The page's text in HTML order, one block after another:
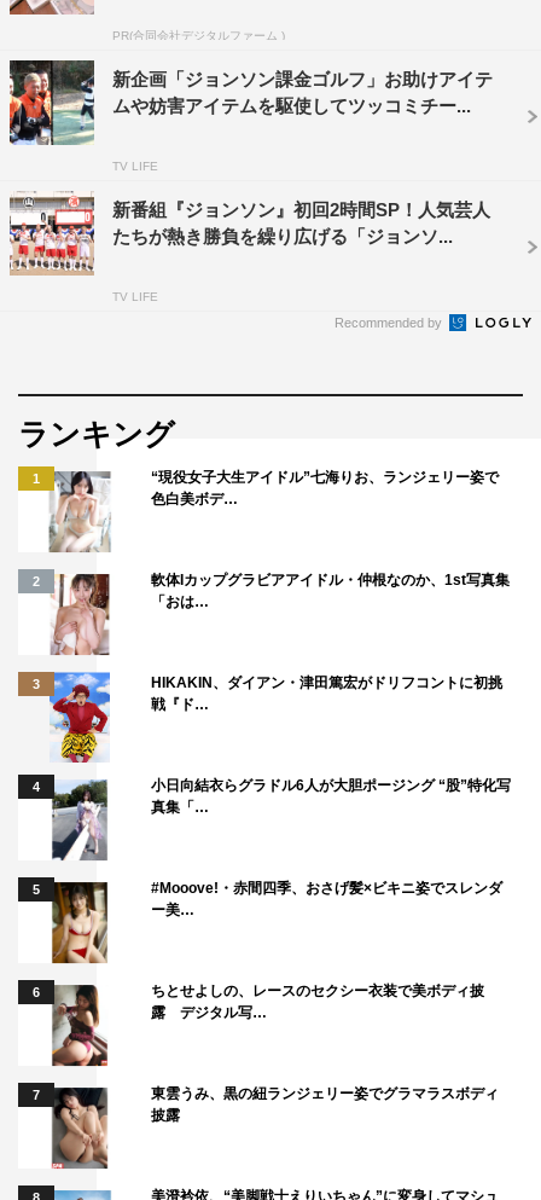
PR(合同会社デジタルファーム )
新企画「ジョンソン課金ゴルフ」お助けアイテ
ムや妨害アイテムを駆使してツッコミチー...
TV LIFE
新番組『ジョンソン』初回2時間SP！人気芸人
たちが熱き勝負を繰り広げる「ジョンソ...
TV LIFE
Recommended by
ランキング
1
“現役女子大生アイドル”七海りお、ランジェリー姿で
色白美ボデ…
2
軟体Iカップグラビアアイドル・仲根なのか、1st写真集
「おは…
3
HIKAKIN、ダイアン・津田篤宏がドリフコントに初挑
戦『ド…
4
小日向結衣らグラドル6人が大胆ポージング “股”特化写
真集「…
5
#Mooove!・赤間四季、おさげ髪×ビキニ姿でスレンダ
ー美…
6
ちとせよしの、レースのセクシー衣装で美ボディ披
露 デジタル写…
7
東雲うみ、黒の紐ランジェリー姿でグラマラスボディ
披露
美澄衿依、“美脚戦士えりいちゃん”に変身してマシュ